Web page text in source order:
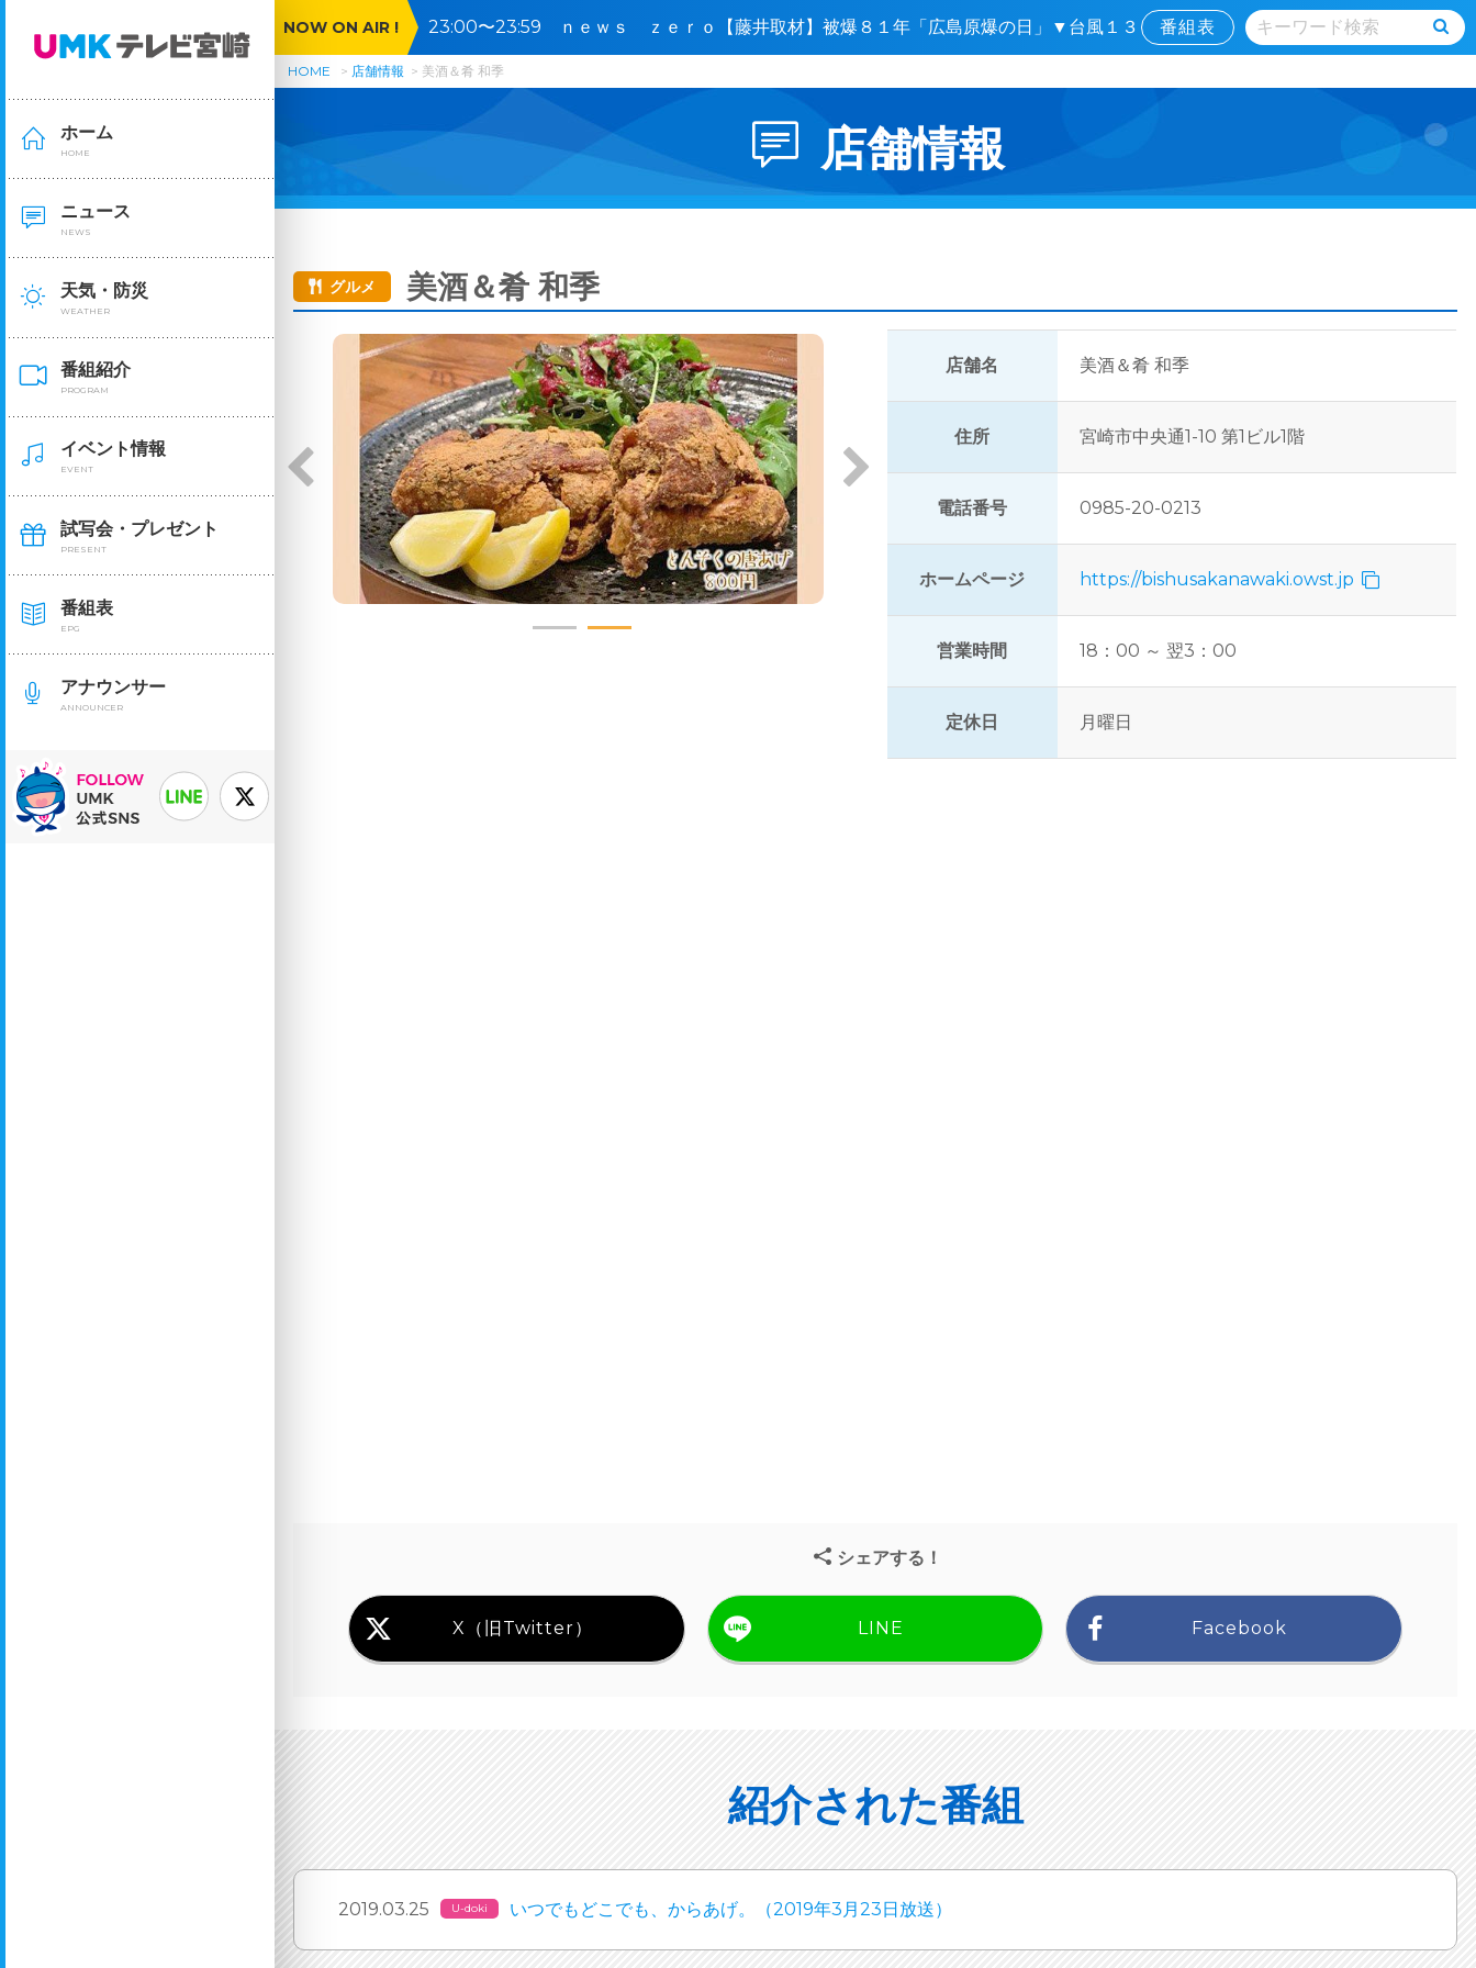
ホーム
HOME
ニュース
NEWS
天気・防災
WEATHER
番組紹介
PROGRAM
イベント情報
EVENT
試写会・プレゼント
PRESENT
番組表
EPG
アナウンサー
ANNOUNCER
NOW ON AIR !
23:00〜23:59 ｎｅｗｓ ｚｅｒｏ【藤井取材】被爆８１年「広島原爆の日」▼台風１３
号沖縄に接近🈑
番組表
HOME 店舗情報 美酒＆肴 和季
店舗情報
グルメ 美酒＆肴 和季
店舗名 美酒＆肴 和季
住所 宮崎市中央通1-10 第1ビル1階
電話番号 0985-20-0213
ホームページ https://bishusakanawaki.owst.jp
営業時間 18：00 ～ 翌3：00
定休日 月曜日
シェアする！
X（旧Twitter） LINE Facebook
紹介された番組
2019.03.25 U-doki いつでもどこでも、からあげ。（2019年3月23日放送）